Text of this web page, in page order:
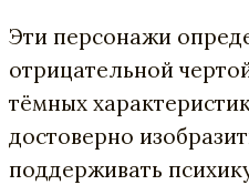
Эти персонажи
отрицательной
тёмных
достоверно
поддерживать